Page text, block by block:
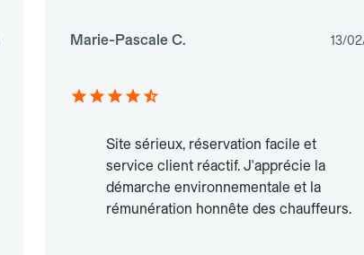
Marie-Pascale C. 13/
Site sérieux, réservation facile et
service client réactif. J'apprécie la
démarche environnementale et la
rémunération honnête des chauffeurs.